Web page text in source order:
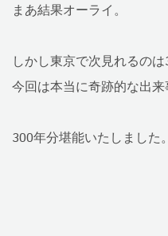
まあ結果オーライ。
しかし東京で次見れるのは
今回は本当に奇跡的な出来
300年分堪能いたしました。